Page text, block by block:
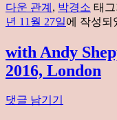
다운 관계 , 박경소 태
년 11월 27일에 작성되
with Andy
2016, London
댓글 남기기